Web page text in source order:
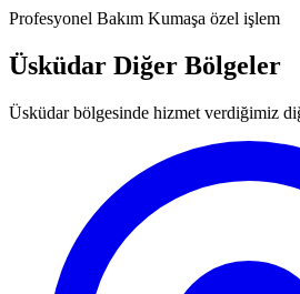
Profesyonel Bakım Kumaşa özel işlem
Üsküdar Diğer Bölgeler
Üsküdar bölgesinde hizmet verdiğimiz